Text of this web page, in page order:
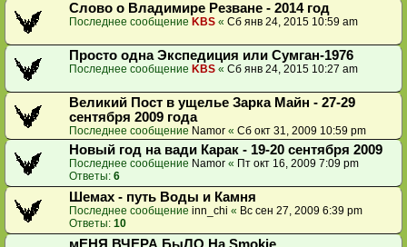
Слово о Владимире Резване - 2014 год
Последнее сообщение KBS « Сб янв 24, 2015 10:59 am
Просто одна Экспедиция или Сумган-1976
Последнее сообщение KBS « Сб янв 24, 2015 10:27 am
Великий Пост в ущелье Зарка Майн - 27-29
сентября 2009 года
Последнее сообщение Namor « Сб окт 31, 2009 10:59 pm
Новый год на вади Карак - 19-20 сентября 2009
Последнее сообщение Namor « Пт окт 16, 2009 7:09 pm
Ответы: 6
Шемах - путь Воды и Камня
Последнее сообщение inn_chi « Вс сен 27, 2009 6:39 pm
Ответы: 10